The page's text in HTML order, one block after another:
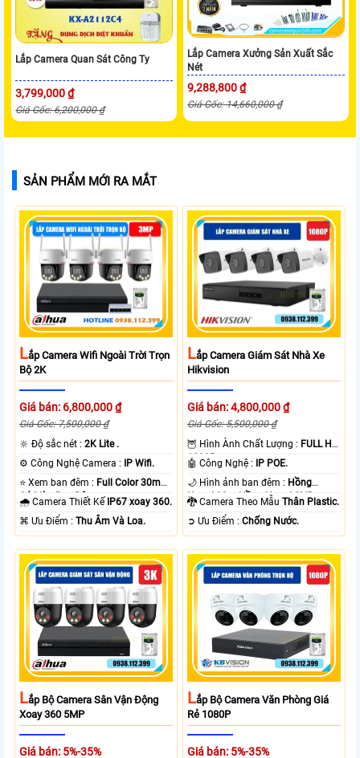
Lắp Camera Quan Sát Công Ty
3,799,000 ₫
Giá Gốc: 6,200,000 ₫
Lắp Camera Xưởng Sản Xuất Sắc
Nét
9,288,800 ₫
Giá Gốc: 14,660,000 ₫
SẢN PHẨM MỚI RA MẮT
LẮp Camera Wifi Ngoài Trời Trọn
Bộ 2K
Giá bán: 6,800,000 ₫
Giá Gốc: 7,500,000 ₫
🔆 Độ sắc nét :2K Lite .
⚙ Công Nghệ Camera :
IP Wifi.
⭐ Xem ban đêm : Full Color 30m
Có Màu Ban Ðêm.
🌧️ Camera Thiết Kế IP67 xoay 360.
️⌘ Ưu Điểm :Thu Âm Và Loa.
LẮp Camera Giám Sát Nhà Xe
Hikvision
Giá bán: 4,800,000 ₫
Giá Gốc: 5,500,000 ₫
🦉 Hình Ành Chất Lượng : FULL HD
1080P .
🤖️ Công Nghệ :
IP POE.
🌙 Hình ảnh ban đêm : Hồng
Ngoại 20m Hồng Ngoại SMD.
🐉️ Camera Theo MẫuThân Plastic.
️➲ Ưu Điểm :Chống Nước.
LẮp Bộ Camera Sân Vận Động
Xoay 360 5MP
Giá bán: 5%-35%
LẮp Bộ Camera Văn Phòng Giá
Rẻ 1080P
Giá bán: 5%-35%